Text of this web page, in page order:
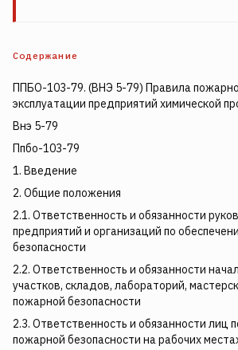
Содержание
ППБО-103-79. (ВНЭ 5-79) Правила
эксплуатации предприятий химической
Внэ 5-79
Ппбо-103-79
1. Введение
2. Общие положения
2.1. Ответственность и обязанности
предприятий и организаций по
безопасности
2.2. Ответственность и обязанности
участков, складов, лабораторий,
пожарной безопасности
2.3. Ответственность и обязанности лиц
пожарной безопасности на рабочих